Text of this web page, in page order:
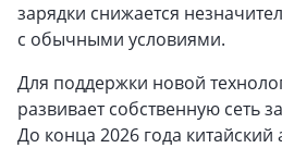
зарядки снижается
с обычными условиями.
Для поддержки новой
развивает собственную сеть
До конца 2026 года китайский